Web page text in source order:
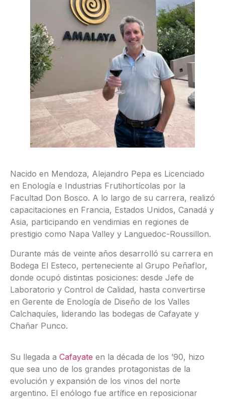
Nacido en Mendoza, Alejandro Pepa es Licenciado
en Enología e Industrias Frutihortícolas por la
Facultad Don Bosco. A lo largo de su carrera, realizó
capacitaciones en Francia, Estados Unidos, Canadá y
Asia, participando en vendimias en regiones de
prestigio como Napa Valley y Languedoc-Roussillon.
Durante más de veinte años desarrolló su carrera en
Bodega El Esteco, perteneciente al Grupo Peñaflor,
donde ocupó distintas posiciones: desde Jefe de
Laboratorio y Control de Calidad, hasta convertirse
en Gerente de Enología de Diseño de los Valles
Calchaquíes, liderando las bodegas de Cafayate y
Chañar Punco.
Su llegada a Cafayate en la década de los ’90, hizo
que sea uno de los grandes protagonistas de la
evolución y expansión de los vinos del norte
argentino. El enólogo fue artífice en reposicionar